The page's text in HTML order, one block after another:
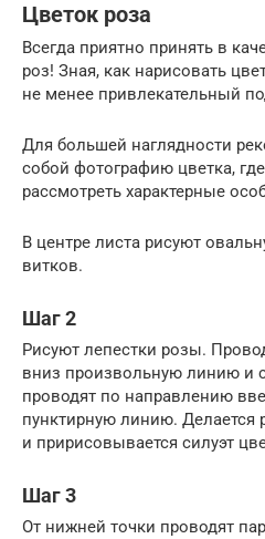
Цветок роза
Всегда приятно принять в
роз! Зная, как нарисовать
не менее привлекательный
Для большей наглядности
собой фотографию цветка,
рассмотреть характерные
В центре листа рисуют
витков.
Шаг 2
Рисуют лепестки розы.
вниз произвольную линию и
проводят по направлению
пунктирную линию. Делается
и пририсовывается силуэт
Шаг 3
От нижней точки проводят